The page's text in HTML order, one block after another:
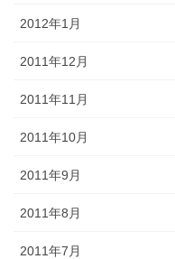
2012年1月
2011年12月
2011年11月
2011年10月
2011年9月
2011年8月
2011年7月